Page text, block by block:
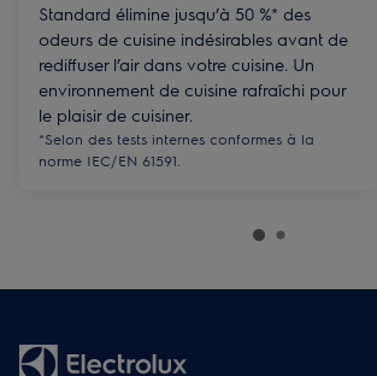
Standard élimine jusqu’à 50 %* des
odeurs de cuisine indésirables avant de
rediffuser l’air dans votre cuisine. Un
environnement de cuisine rafraîchi pour
le plaisir de cuisiner.
*Selon des tests internes conformes à la
norme IEC/EN 61591.